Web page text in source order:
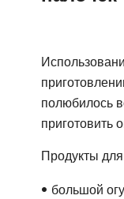
полюбилось
приготовить
Продукты
большой